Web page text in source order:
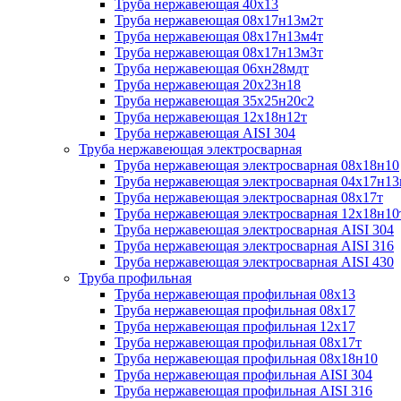
Труба нержавеющая 40х13
Труба нержавеющая 08х17н13м2т
Труба нержавеющая 08х17н13м4т
Труба нержавеющая 08х17н13м3т
Труба нержавеющая 06хн28мдт
Труба нержавеющая 20х23н18
Труба нержавеющая 35х25н20с2
Труба нержавеющая 12х18н12т
Труба нержавеющая AISI 304
Труба нержавеющая электросварная
Труба нержавеющая электросварная 08х18н10
Труба нержавеющая электросварная
Труба нержавеющая электросварная 08х17т
Труба нержавеющая электросварная
Труба нержавеющая электросварная AISI 304
Труба нержавеющая электросварная AISI 316
Труба нержавеющая электросварная AISI 430
Труба профильная
Труба нержавеющая профильная 08х13
Труба нержавеющая профильная 08х17
Труба нержавеющая профильная 12х17
Труба нержавеющая профильная 08х17т
Труба нержавеющая профильная 08х18н10
Труба нержавеющая профильная AISI 304
Труба нержавеющая профильная AISI 316